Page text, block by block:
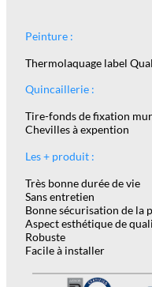
Peinture :
Thermolaquage label
Quincaillerie :
Tire-fonds de fixation
Chevilles à expention
Les + produit :
Très bonne durée de vie
Sans entretien
Bonne sécurisation de la
Aspect esthétique de
Robuste
Facile à installer